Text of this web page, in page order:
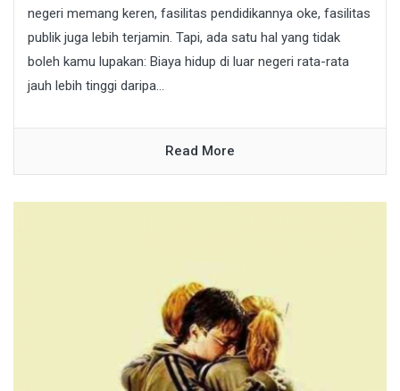
negeri memang keren, fasilitas pendidikannya oke, fasilitas
publik juga lebih terjamin. Tapi, ada satu hal yang tidak
boleh kamu lupakan: Biaya hidup di luar negeri rata-rata
jauh lebih tinggi daripa...
Read More